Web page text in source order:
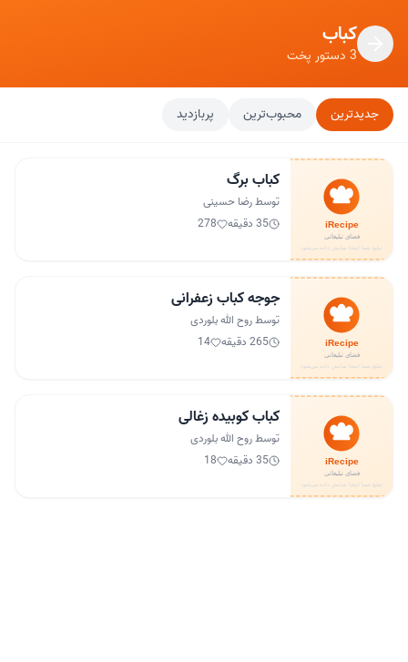
کباب
3 دستور پخت
جدیدترین محبوب‌ترین پربازدید
کباب برگ
توسط رضا حسینی
35 دقیقه
278
جوجه کباب زعفرانی
توسط روح الله بلوردی
265 دقیقه
14
کباب کوبیده زغالی
توسط روح الله بلوردی
35 دقیقه
18